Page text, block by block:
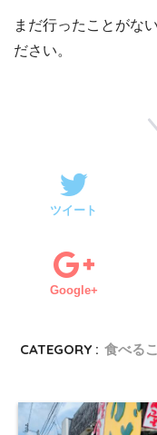
まだ行ったことがな
ださい。
ツイート
Google+
CATEGORY : 食べる